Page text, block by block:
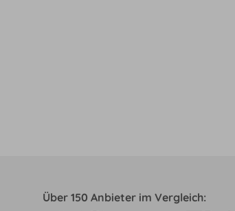
Über 150 Anbieter im Vergleich: